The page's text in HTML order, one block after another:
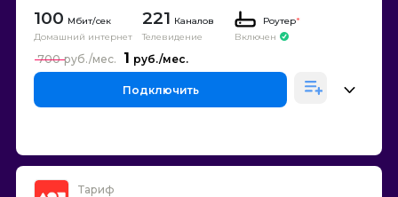
100
Домашний интернет
221 Каналов
Телевидение
Роутер*
Включен
1
700
Подключить
Тариф